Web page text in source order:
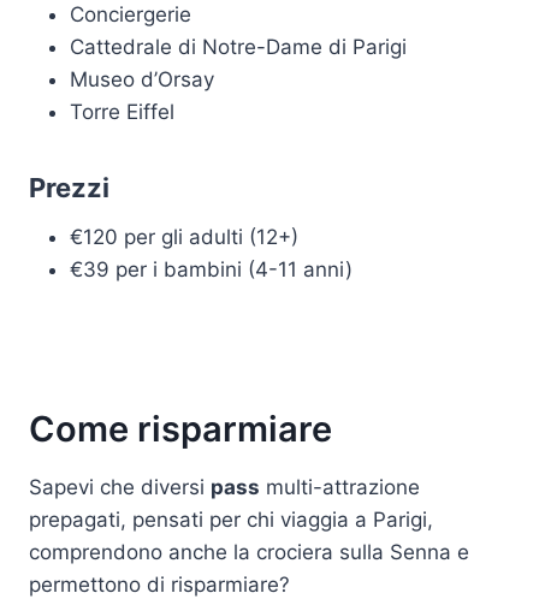
Conciergerie
Cattedrale di Notre-Dame di Parigi
Museo d’Orsay
Torre Eiffel
Prezzi
€120 per gli adulti (12+)
€39 per i bambini (4-11 anni)
Come risparmiare
Sapevi che diversi pass multi-attrazione
prepagati, pensati per chi viaggia a Parigi,
comprendono anche la crociera sulla Senna e
permettono di risparmiare?